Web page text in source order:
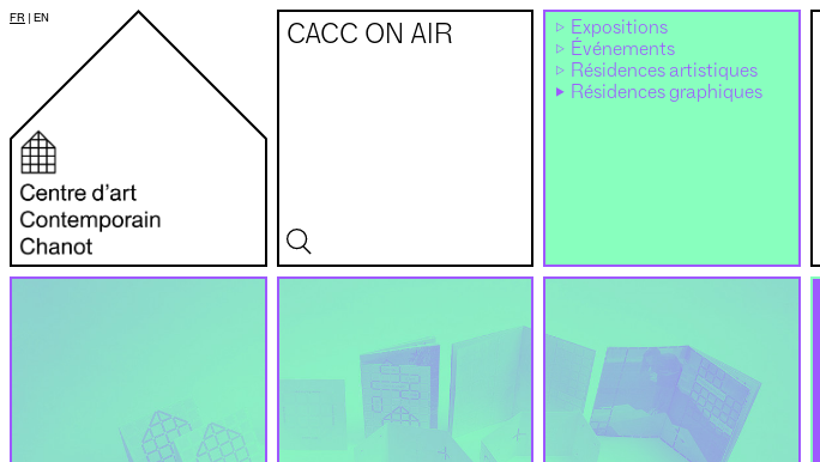
FR EN
CACC ON AIR
Expositions
Événements
Résidences artistiques
Résidences graphiques